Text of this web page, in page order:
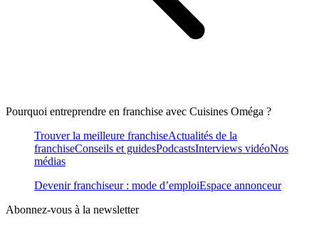
Pourquoi entreprendre en franchise avec Cuisines Oméga ?
Trouver la meilleure franchiseActualités de la
franchiseConseils et guidesPodcastsInterviews vidéoNos
médias
Devenir franchiseur : mode d’emploiEspace annonceur
Abonnez-vous à la newsletter